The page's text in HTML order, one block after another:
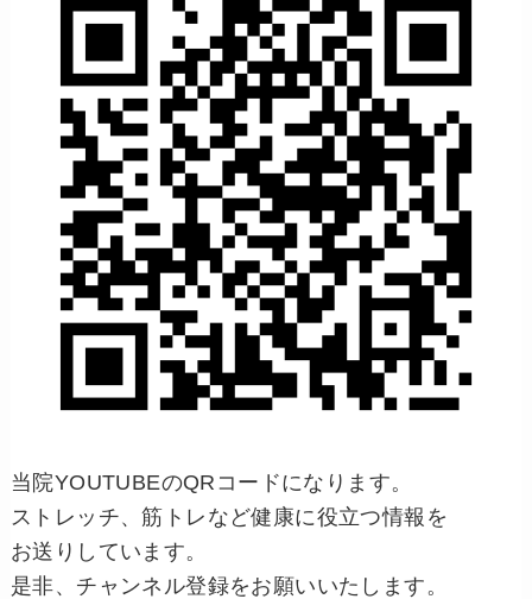
当院YOUTUBEのQRコードになります。
ストレッチ、筋トレなど健康に役立つ情報を
お送りしています。
是非、チャンネル登録をお願いいたします。